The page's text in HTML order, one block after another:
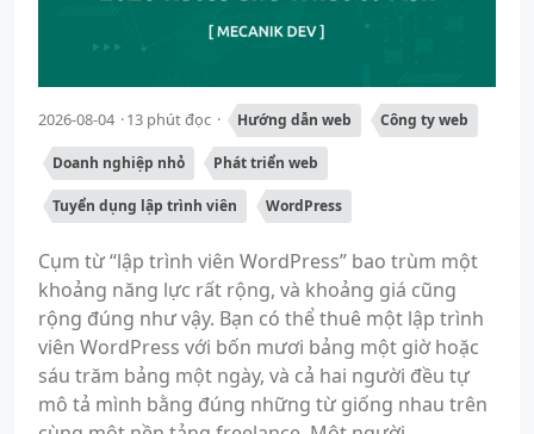
2026-08-04 13 phút đọc Hướng dẫn web Công ty web
Doanh nghiệp nhỏ Phát triển web
Tuyển dụng lập trình viên WordPress
Cụm từ “lập trình viên WordPress” bao trùm một
khoảng năng lực rất rộng, và khoảng giá cũng
rộng đúng như vậy. Bạn có thể thuê một lập trình
viên WordPress với bốn mươi bảng một giờ hoặc
sáu trăm bảng một ngày, và cả hai người đều tự
mô tả mình bằng đúng những từ giống nhau trên